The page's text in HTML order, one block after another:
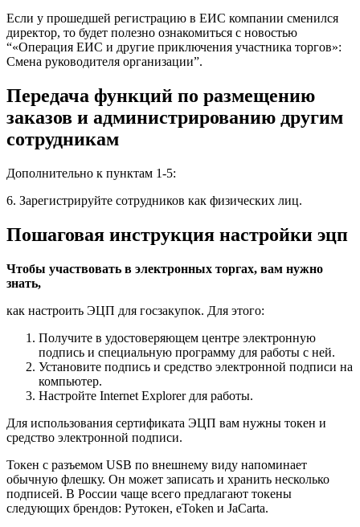
Если у прошедшей регистрацию в ЕИС компании сменился
директор, то будет полезно ознакомиться с новостью
“«Операция ЕИС и другие приключения участника торгов»:
Смена руководителя организации”.
Передача функций по размещению
заказов и администрированию другим
сотрудникам
Дополнительно к пунктам 1-5:
6. Зарегистрируйте сотрудников как физических лиц.
Пошаговая инструкция настройки эцп
Чтобы участвовать в электронных торгах, вам нужно
знать,
как настроить ЭЦП для госзакупок. Для этого:
Получите в удостоверяющем центре электронную
подпись и специальную программу для работы с ней.
Установите подпись и средство электронной подписи на
компьютер.
Настройте Internet Explorer для работы.
Для использования сертификата ЭЦП вам нужны токен и
средство электронной подписи.
Токен с разъемом USB по внешнему виду напоминает
обычную флешку. Он может записать и хранить несколько
подписей. В России чаще всего предлагают токены
следующих брендов: Рутокен, eToken и JaCarta.